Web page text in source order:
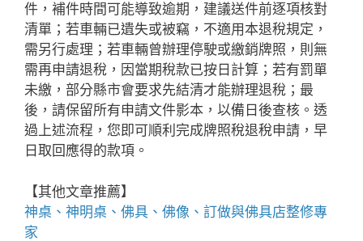
件，補件時間可能導致逾期，建議送件前逐項核對
清單；若車輛已遺失或被竊，不適用本退稅規定，
需另行處理；若車輛曾辦理停駛或繳銷牌照，則無
需再申請退稅，因當期稅款已按日計算；若有罰單
未繳，部分縣市會要求先結清才能辦理退稅；最
後，請保留所有申請文件影本，以備日後查核。透
過上述流程，您即可順利完成牌照稅退稅申請，早
日取回應得的款項。
【其他文章推薦】
神桌、 神明桌 、 佛具 、佛像、訂做與佛具店整修專
家